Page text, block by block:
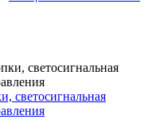
светосигнальная